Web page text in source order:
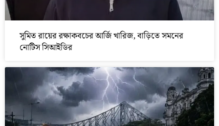
সুমিত রায়ের রক্ষাকবচের আর্জি খারিজ, বাড়িতে সমনের
নোটিস সিআইডির